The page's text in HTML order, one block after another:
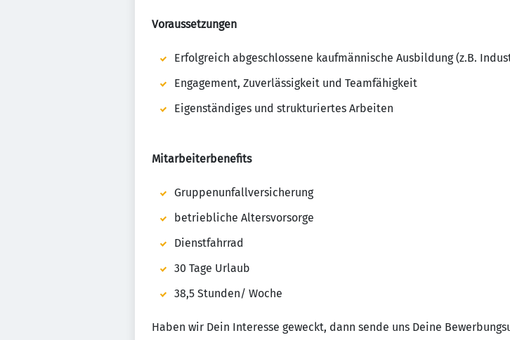
Voraussetzungen
Erfolgreich abgeschlossene kaufmännische Ausbildung (z.B.
Engagement, Zuverlässigkeit und Teamfähigkeit
Eigenständiges und strukturiertes Arbeiten
Mitarbeiterbenefits
Gruppenunfallversicherung
betriebliche Altersvorsorge
Dienstfahrrad
30 Tage Urlaub
38,5 Stunden/ Woche
Haben wir Dein Interesse geweckt, dann sende uns Deine